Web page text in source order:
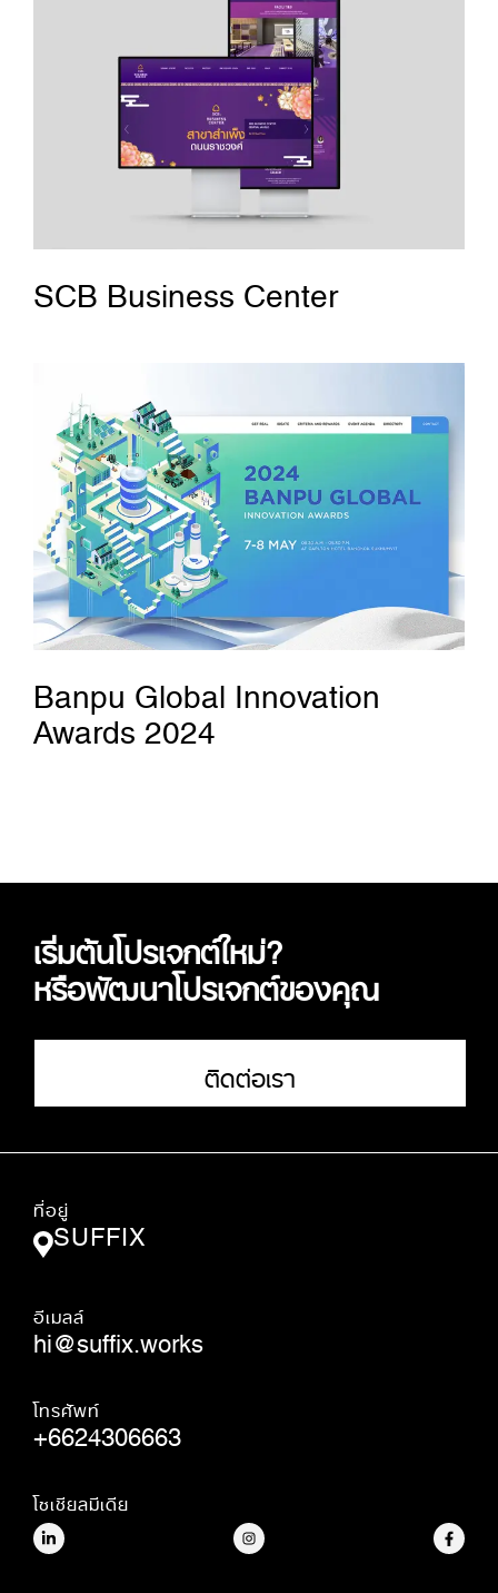
SCB Business Center
Banpu Global Innovation
Awards 2024
เริ่มต้นโปรเจกต์ใหม่?
หรือพัฒนาโปรเจกต์ของคุณ
ติดต่อเรา
ที่อยู่
SUFFIX
อีเมลล์
hi@suffix.works
โทรศัพท์
+6624306663
โซเชียลมีเดีย